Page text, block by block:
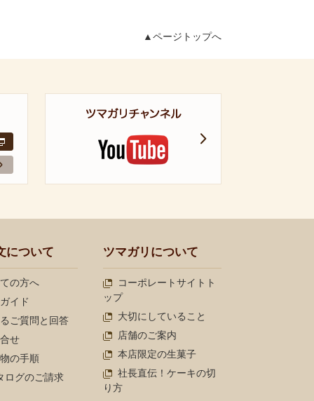
▲ページトップへ
について
の方へ
イド
ご質問と回答
せ
の手順
ログのご請求
ツマガリについて
コーポレートサイトト
ップ
大切にしていること
店舗のご案内
本店限定の生菓子
社長直伝！ケーキの切
り方